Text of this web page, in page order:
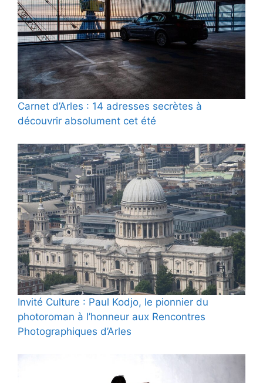
Carnet d’Arles : 14 adresses secrètes à
découvrir absolument cet été
Invité Culture : Paul Kodjo, le pionnier du
photoroman à l’honneur aux Rencontres
Photographiques d’Arles